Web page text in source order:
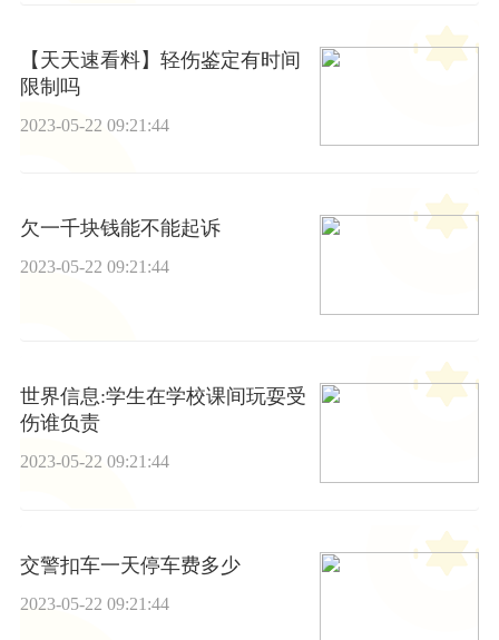
【天天速看料】轻伤鉴定有时间
限制吗
2023-05-22 09:21:44
欠一千块钱能不能起诉
2023-05-22 09:21:44
世界信息:学生在学校课间玩耍受
伤谁负责
2023-05-22 09:21:44
交警扣车一天停车费多少
2023-05-22 09:21:44